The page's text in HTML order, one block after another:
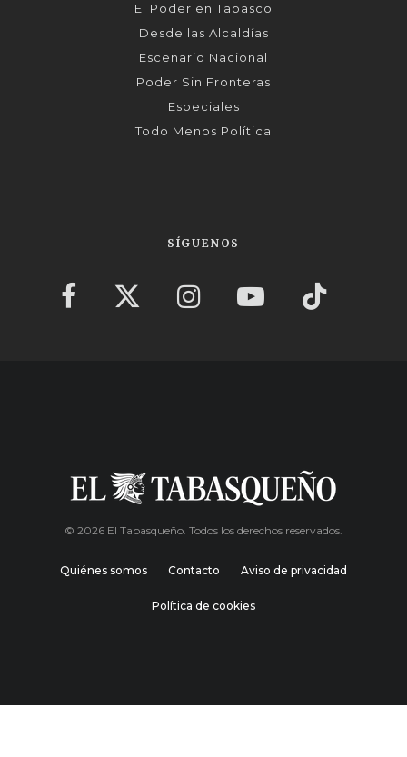
El Poder en Tabasco
Desde las Alcaldías
Escenario Nacional
Poder Sin Fronteras
Especiales
Todo Menos Política
SÍGUENOS
© 2026 El Tabasqueño. Todos los derechos reservados.
Quiénes somos Contacto Aviso de privacidad
Política de cookies